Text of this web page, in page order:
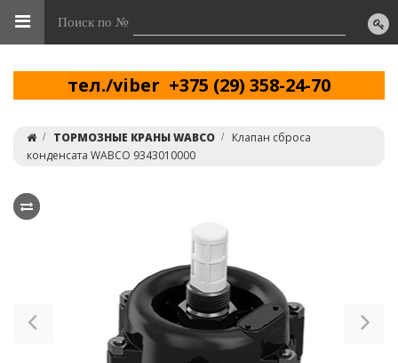
Поиск по №
тел./viber +375 (29) 358-24-70
ТОРМОЗНЫЕ КРАНЫ WABCO
Клапан сброса
конденсата WABCO 9343010000
Previous